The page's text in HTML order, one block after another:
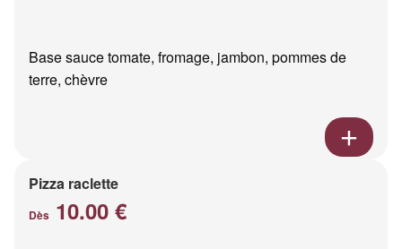
Base sauce tomate, fromage, jambon, pommes de
terre, chèvre
Pizza raclette
Dès 10.00 €